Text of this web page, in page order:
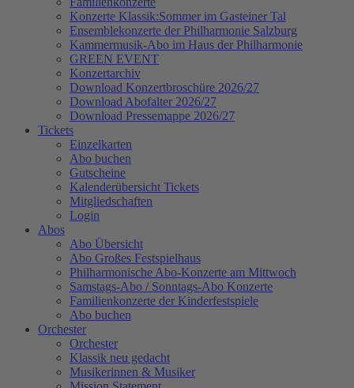
Konzerte Klassik:Sommer im Gasteiner Tal
Ensemblekonzerte der Philharmonie Salzburg
Kammermusik-Abo im Haus der Philharmonie
GREEN EVENT
Konzertarchiv
Download Konzertbroschüre 2026/27
Download Abofalter 2026/27
Download Pressemappe 2026/27
Tickets
Einzelkarten
Abo buchen
Gutscheine
Kalenderübersicht Tickets
Mitgliedschaften
Login
Abos
Abo Übersicht
Abo Großes Festspielhaus
Philharmonische Abo-Konzerte am Mittwoch
Samstags-Abo / Sonntags-Abo Konzerte
Familienkonzerte der Kinderfestspiele
Abo buchen
Orchester
Orchester
Klassik neu gedacht
Musikerinnen & Musiker